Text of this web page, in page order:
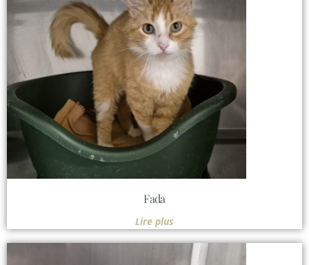
Fada
Lire plus